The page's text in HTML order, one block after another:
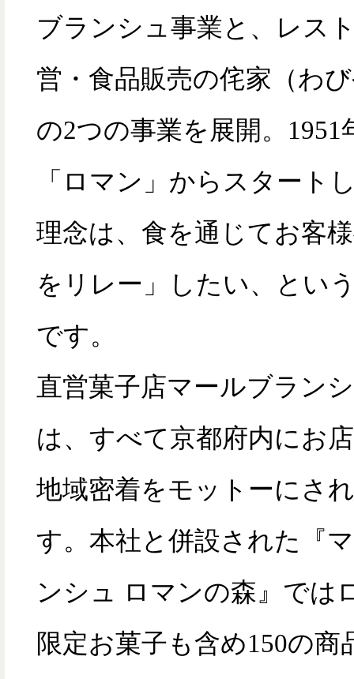
ブランシュ事業と、レス
営・食品販売の侘家（わ
の2つの事業を展開。1951
「ロマン」からスタート
理念は、食を通じてお客
をリレー」したい、とい
です。
直営菓子店マールブラン
は、すべて京都府内にお
地域密着をモットーにさ
す。本社と併設された『
ンシュ ロマンの森』では
限定お菓子も含め150の商